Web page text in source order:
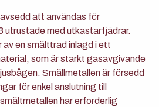
att användas för
utrustade med utkastarfjädrar.
en smälttrad inlagd i ett
som är starkt gasavgivande
Smällmetallen är försedd
för enkel anslutning till
har erforderlig